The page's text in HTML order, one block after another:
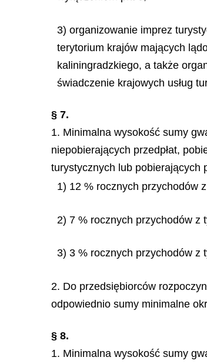
3) organizowanie imprez
terytorium krajów mających
kaliningradzkiego, a także
świadczenie krajowych usług
§ 7.
1. Minimalna wysokość sumy
niepobierających przedpłat,
turystycznych lub pobierających
1) 12 % rocznych przychodów
2) 7 % rocznych przychodów z
3) 3 % rocznych przychodów z
2. Do przedsiębiorców
odpowiednio sumy minimalne
§ 8.
1. Minimalna wysokość sumy